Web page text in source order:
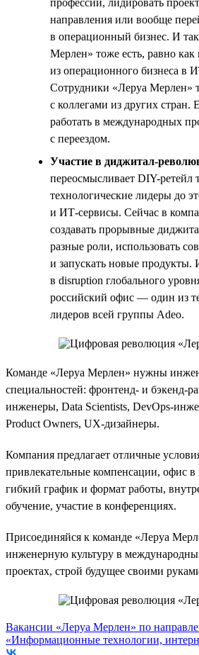
направления или вообще
в операционный бизнес. И
Мерлен» тоже есть, равно как
из операционного бизнеса в
Сотрудники «Леруа Мерлен»
с коллегами из других стран.
работать в международных
с переездом.
Участие в диджитал-
переосмысливает DIY-ретейл
технологические лидеры до
и ИТ-сервисы. Сейчас в
создавать прорывные
разные роли, использовать
и запускать новые продукты.
в disruption глобального
российский офис — один из
лидеров всей группы Adeo.
Команде «Леруа Мерлен» нужны
специальностей: фронтенд- и бэкенд-
инженеры, Data Scientists, DevOps-
Product Owners, UX-дизайнеры.
Компания предлагает отличные
привлекательные компенсации, офис
гибкий график и формат работы,
обучение, участие в конференциях.
Присоединяйся к команде «Леруа
инженерную культуру в
проектах, строй будущее своими
Вакансии «Леруа Мерлен» по
«Информационные технологии,